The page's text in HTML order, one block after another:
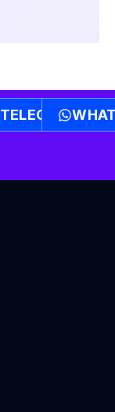
TELEGRAM